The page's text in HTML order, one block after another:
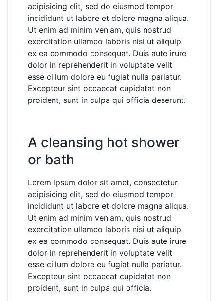
adipisicing elit, sed do eiusmod tempor
incididunt ut labore et dolore magna aliqua.
Ut enim ad minim veniam, quis nostrud
exercitation ullamco laboris nisi ut aliquip
ex ea commodo consequat. Duis aute irure
dolor in reprehenderit in voluptate velit
esse cillum dolore eu fugiat nulla pariatur.
Excepteur sint occaecat cupidatat non
proident, sunt in culpa qui officia deserunt.
A cleansing hot shower
or bath
Lorem ipsum dolor sit amet, consectetur
adipisicing elit, sed do eiusmod tempor
incididunt ut labore et dolore magna aliqua.
Ut enim ad minim veniam, quis nostrud
exercitation ullamco laboris nisi ut aliquip
ex ea commodo consequat. Duis aute irure
dolor in reprehenderit in voluptate velit
esse cillum dolore eu fugiat nulla pariatur.
Excepteur sint occaecat cupidatat non
proident, sunt in culpa qui officia.